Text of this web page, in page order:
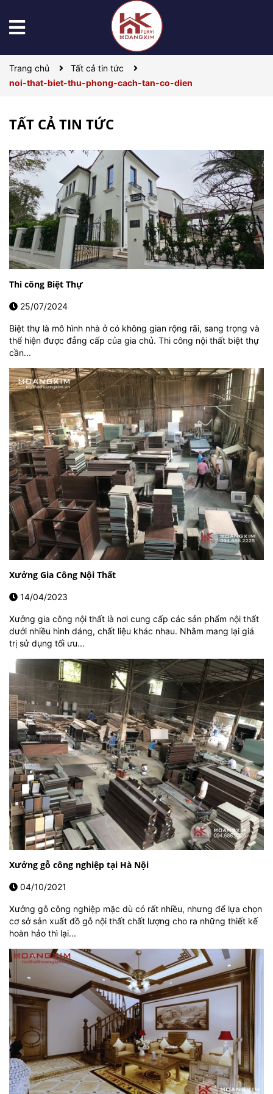
Trang chủ
Tất cả tin tức
noi-that-biet-thu-phong-cach-tan-co-dien
TẤT CẢ TIN TỨC
Thi công Biệt Thự
25/07/2024
Biệt thự là mô hình nhà ở có không gian rộng rãi, sang trọng và
thể hiện được đẳng cấp của gia chủ. Thi công nội thất biệt thự
cần...
Xưởng Gia Công Nội Thất
14/04/2023
Xưởng gia công nội thất là nơi cung cấp các sản phẩm nội thất
dưới nhiều hình dáng, chất liệu khác nhau. Nhằm mang lại giá
trị sử dụng tối ưu...
Xưởng gỗ công nghiệp tại Hà Nội
04/10/2021
Xưởng gỗ công nghiệp mặc dù có rất nhiều, nhưng để lựa chọn
cơ sở sản xuất đồ gỗ nội thất chất lượng cho ra những thiết kế
hoàn hảo thì lại...